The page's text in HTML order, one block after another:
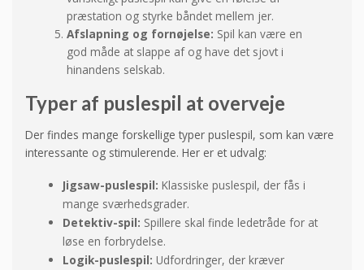
præstation og styrke båndet mellem jer.
Afslapning og fornøjelse: Spil kan være en
god måde at slappe af og have det sjovt i
hinandens selskab.
Typer af puslespil at overveje
Der findes mange forskellige typer puslespil, som kan være
interessante og stimulerende. Her er et udvalg:
Jigsaw-puslespil: Klassiske puslespil, der fås i
mange sværhedsgrader.
Detektiv-spil: Spillere skal finde ledetråde for at
løse en forbrydelse.
Logik-puslespil: Udfordringer, der kræver